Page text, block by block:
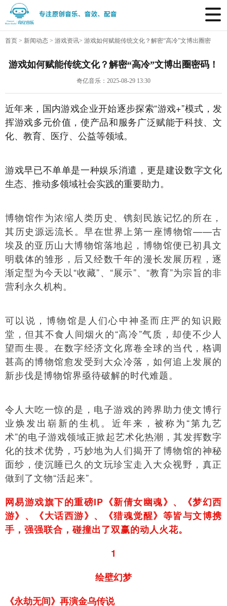
首页 > 新闻动态 > 游戏资讯> 游戏如何赋能传统文化？解密“高冷”文博出圈密
码！
游戏如何赋能传统文化？解密“高冷”文博出圈密码！
奇亿音乐：2025-08-29 13:30
近年来，国内游戏企业开始逐步探索“游戏+”模式，发
挥游戏多元价值，使产品和服务广泛赋能于科技、文
化、教育、医疗、公益等领域。
游戏早已不单单是一种娱乐消遣，更是建设数字文化
生态、推动多领域社会实践的重要助力。
博物馆作为浓缩人类历史、镌刻民族记忆的所在，
其历史源远流长。早在世界上第一座博物馆——古
埃及的亚历山大博物馆落地起，博物馆便已初具文
明载体的雏形，后又经数千年的漫长发展历程，逐
渐定型为今天以“收藏”、“展示”、“教育”为宗旨的非
营利永久机构。
可以说，博物馆是人们心中神圣而庄严的知识殿
堂，但其不食人间烟火的“高冷”气质，却使不少人
望而生畏。在数字经济文化席卷全球的当代，格调
甚高的博物馆愈发受到大众冷落，如何追上发展的
新步伐是博物馆界亟待破解的时代难题。
令人大吃一惊的是，电子游戏的跨界助力使文博行
业焕发出崭新的生机。近年来，被称为“第九艺
术”的电子游戏领域正掀起艺术化热潮，其发挥数字
化的技术优势，巧妙地为人们揭开了博物馆的神秘
面纱，使沉睡已久的文玩珍宝走入大众视野，真正
做到了文物“活起来”。
网易游戏旗下的重磅IP《新倩女幽魂》、《梦幻西
游》、《大话西游》、《猎魂觉醒》等皆与文博携
手，强强联合，碰撞出了双赢的动人火花。
1
绘壁幻梦
《永劫无间》再演金乌传说